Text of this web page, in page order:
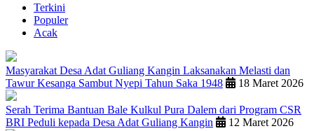
Terkini
Populer
Acak
Masyarakat Desa Adat Guliang Kangin Laksanakan Melasti dan
Tawur Kesanga Sambut Nyepi Tahun Saka 1948
18 Maret 2026
Serah Terima Bantuan Bale Kulkul Pura Dalem dari Program CSR
BRI Peduli kepada Desa Adat Guliang Kangin
12 Maret 2026